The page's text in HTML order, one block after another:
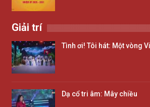
Giải trí
Tình ơi! Tôi hát: Một vòng
Dạ cổ tri âm: Mây chiều